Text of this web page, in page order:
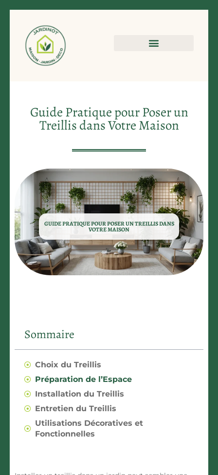
Guide Pratique pour Poser un
Treillis dans Votre Maison
GUIDE PRATIQUE POUR POSER UN TREILLIS DANS
VOTRE MAISON
Sommaire
Choix du Treillis
Préparation de l’Espace
Installation du Treillis
Entretien du Treillis
Utilisations Décoratives et
Fonctionnelles